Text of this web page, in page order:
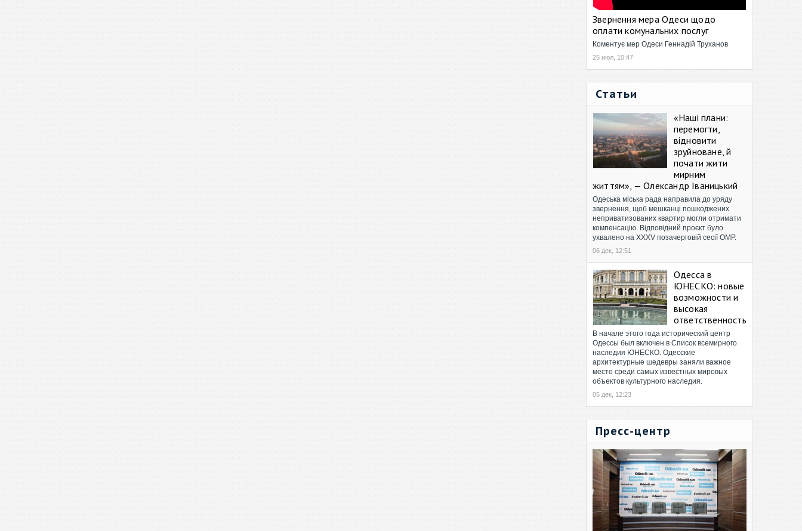
Звернення мера Одеси щодо
оплати комунальних послуг
Коментує мер Одеси Геннадій Труханов
25 июл, 10:47
Статьи
«Наші плани:
перемогти,
відновити
зруйноване, й
почати жити
мирним
життям», — Олександр Іваницький
Одеська міська рада направила до уряду
звернення, щоб мешканці пошкоджених
неприватизованих квартир могли отримати
компенсацію. Відповідний проєкт було
ухвалено на XXXV позачерговій сесії ОМР.
06 дек, 12:51
Одесса в
ЮНЕСКО: новые
возможности и
высокая
ответственность
В начале этого года исторический центр
Одессы был включен в Список всемирного
наследия ЮНЕСКО. Одесские
архитектурные шедевры заняли важное
место среди самых известных мировых
объектов культурного наследия.
05 дек, 12:23
Пресс-центр